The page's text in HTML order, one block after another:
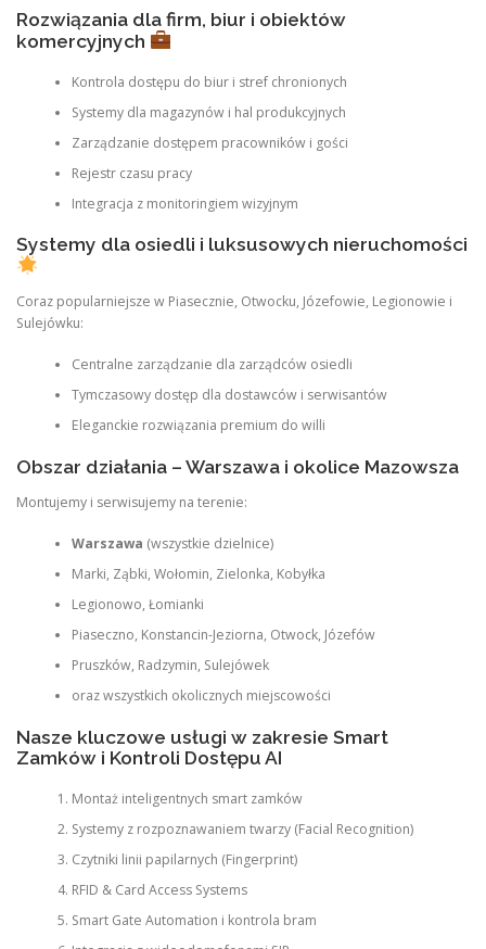
Rozwiązania dla firm, biur i obiektów
komercyjnych
Kontrola dostępu do biur i stref chronionych
Systemy dla magazynów i hal produkcyjnych
Zarządzanie dostępem pracowników i gości
Rejestr czasu pracy
Integracja z monitoringiem wizyjnym
Systemy dla osiedli i luksusowych nieruchomości
Coraz popularniejsze w Piasecznie, Otwocku, Józefowie, Legionowie i
Sulejówku:
Centralne zarządzanie dla zarządców osiedli
Tymczasowy dostęp dla dostawców i serwisantów
Eleganckie rozwiązania premium do willi
Obszar działania – Warszawa i okolice Mazowsza
Montujemy i serwisujemy na terenie:
Warszawa (wszystkie dzielnice)
Marki, Ząbki, Wołomin, Zielonka, Kobyłka
Legionowo, Łomianki
Piaseczno, Konstancin-Jeziorna, Otwock, Józefów
Pruszków, Radzymin, Sulejówek
oraz wszystkich okolicznych miejscowości
Nasze kluczowe usługi w zakresie Smart
Zamków i Kontroli Dostępu AI
Montaż inteligentnych smart zamków
Systemy z rozpoznawaniem twarzy (Facial Recognition)
Czytniki linii papilarnych (Fingerprint)
RFID & Card Access Systems
Smart Gate Automation i kontrola bram